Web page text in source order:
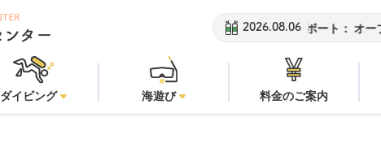
2026.08.06
オープン 安良里ボート：オープン
ダイビング 海遊び 料金のご案内